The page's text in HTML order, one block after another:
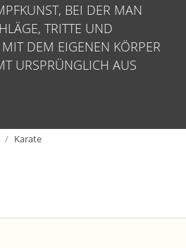
BEI DER MAN
TRITTE UND
DEM EIGENEN KÖRPER
URSPRÜNGLICH AUS
Karate